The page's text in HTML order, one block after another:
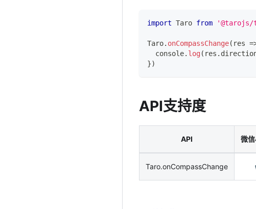
import Taro from
Taro. onCompassChange( res
console. log( res .
})
API支持度
API 微
Taro.onCompassChange